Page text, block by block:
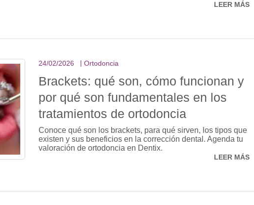
LEER MÁS
24/02/2026 Ortodoncia
Brackets: qué son, cómo funcionan y
por qué son fundamentales en los
tratamientos de ortodoncia
Conoce qué son los brackets, para qué sirven, los tipos que
existen y sus beneficios en la corrección dental. Agenda tu
valoración de ortodoncia en Dentix.
LEER MÁS